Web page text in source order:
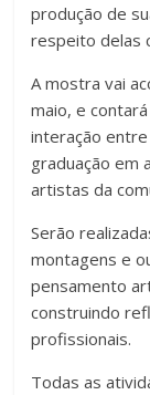
produção de
respeito delas
A mostra vai
maio, e
interação
graduação em
artistas da
Serão
montagens e
pensamento
construindo
profissionais.
Todas as